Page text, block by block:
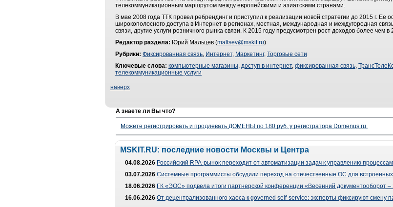
телекоммуникационным маршрутом между европейскими и азиатскими странами.
В мае 2008 года ТТК провел ребрендинг и приступил к реализации новой стратегии до 2015 г. Ее
широкополосного доступа в Интернет в регионах, местная, международная и междугородная
связи, другие услуги розничного рынка связи. К 2015 году предусмотрен рост доходов более чем в
Редактор раздела: Юрий Мальцев (maltsev@mskit.ru)
Рубрики: Фиксированная связь, Интернет, Маркетинг, Торговые сети
Ключевые слова: компьютерные магазины, доступ в интернет, фиксированная связь,
телекоммуникационные услуги
наверх
А знаете ли Вы что?
Можете регистрировать и продлевать ДОМЕНЫ по 180 руб. у регистратора Domenus.ru.
MSKIT.RU: последние новости Москвы и Центра
04.08.2026 Российский RPA-рынок переходит от автоматизации задач к управлению
03.07.2026 Системные программисты обсудили переход на отечественные ОС для
18.06.2026 ГК «ЭОС» подвела итоги партнерской конференции «Весенний документооборот –
16.06.2026 От децентрализованного хаоса к governed self-service: эксперты фиксируют смену